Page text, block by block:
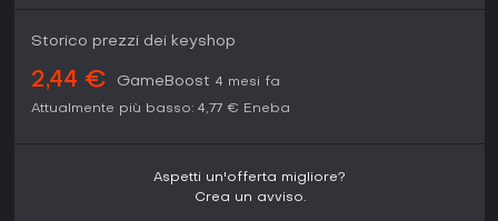
Storico prezzi dei keyshop
2,44 € GameBoost 4 mesi fa
Attualmente più basso: 4,77 € Eneba
Aspetti un'offerta migliore?
Crea un avviso.